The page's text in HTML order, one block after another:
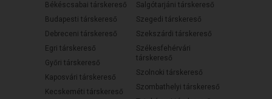
Békéscsabai társkereső
Budapesti társkereső
Debreceni társkereső
Egri társkereső
Győri társkereső
Kaposvári társkereső
Kecskeméti társkereső
Salgótarjáni társkereső
Szegedi társkereső
Szekszárdi társkereső
Székesfehérvári
társkereső
Szolnoki társkereső
Szombathelyi társkereső